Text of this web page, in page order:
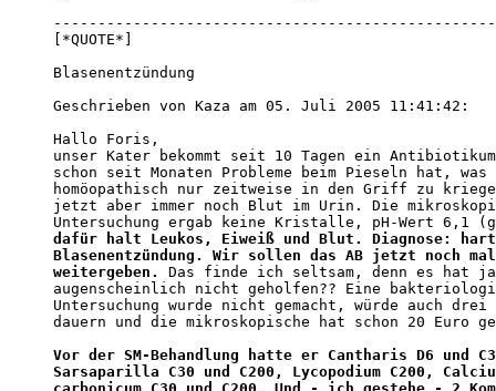
Blasenentzündung
Geschrieben von Kaza am 05. Juli 2005 11:41:42:
Hallo Foris,
unser Kater bekommt seit 10 Tagen ein
schon seit Monaten Probleme beim Pieseln hat, was
homöopathisch nur zeitweise in den Griff zu
jetzt aber immer noch Blut im Urin. Die
dafür halt Leukos, Eiweiß und Blut. Diagnose:
Blasenentzündung. Wir sollen das AB jetzt noch
weitergeben.
Das finde ich seltsam, denn es hat
augenscheinlich nicht geholfen?? Eine
Untersuchung wurde nicht gemacht, würde auch drei
dauern und die mikroskopische hat schon 20 Euro
Vor der SM-Behandlung hatte er Cantharis D6 und
Sarsaparilla C30 und C200, Lycopodium C200,